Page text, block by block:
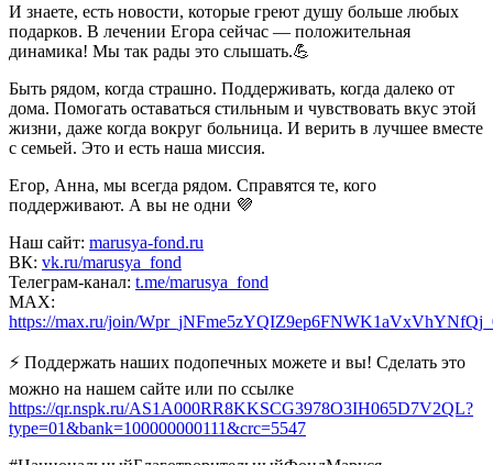
И знаете, есть новости, которые греют душу больше любых
подарков. В лечении Егора сейчас — положительная
динамика! Мы так рады это слышать.💪
Быть рядом, когда страшно. Поддерживать, когда далеко от
дома. Помогать оставаться стильным и чувствовать вкус этой
жизни, даже когда вокруг больница. И верить в лучшее вместе
с семьей. Это и есть наша миссия.
Егор, Анна, мы всегда рядом. Справятся те, кого
поддерживают. А вы не одни 💜
Наш сайт: marusya-fond.ru
ВК: vk.ru/marusya_fond
Телеграм-канал: t.me/marusya_fond
МАХ:
https://max.ru/join/
⚡ Поддержать наших подопечных можете и вы! Сделать это
можно на нашем сайте или по ссылке
https://qr.nspk.ru/AS1A000RR8KKSCG3978O3IH065D7V2QL?
type=01&bank=100000000111&crc=5547